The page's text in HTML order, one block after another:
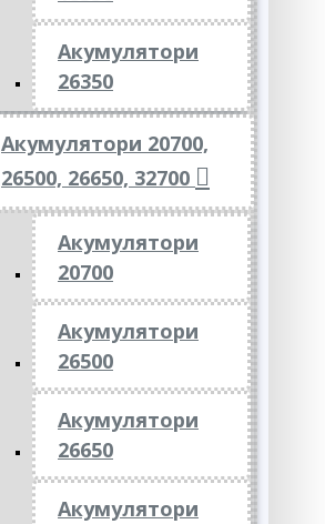
Акумулятори
26350
Акумулятори 20700,
26500, 26650, 32700
Акумулятори
20700
Акумулятори
26500
Акумулятори
26650
Акумулятори